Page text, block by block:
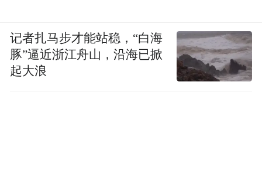
记者扎马步才能站稳，“白海
豚”逼近浙江舟山，沿海已掀
起大浪